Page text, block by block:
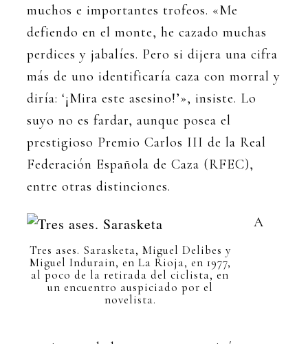
muchos e importantes trofeos. «Me
defiendo en el monte, he cazado muchas
perdices y jabalíes. Pero si dijera una cifra
más de uno identificaría caza con morral y
diría: ‘¡Mira este asesino!’», insiste. Lo
suyo no es fardar, aunque posea el
prestigioso Premio Carlos III de la Real
Federación Española de Caza (RFEC),
entre otras distinciones.
Tres ases. Sarasketa, Miguel Delibes y
Miguel Indurain, en La Rioja, en 1977,
al poco de la retirada del ciclista, en
un encuentro auspiciado por el
novelista.
A